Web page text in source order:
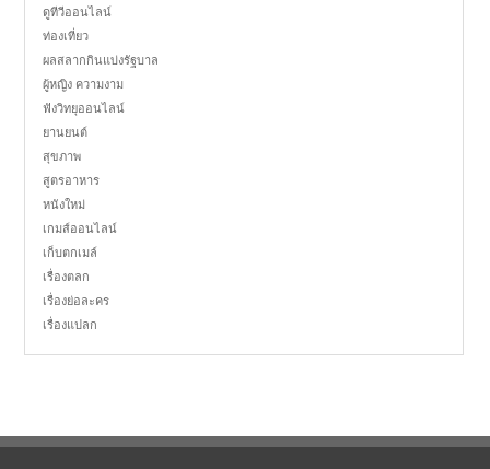
ดูทีวีออนไลน์
ท่องเที่ยว
ผลสลากกินแบ่งรัฐบาล
ผู้หญิง ความงาม
ฟังวิทยุออนไลน์
ยานยนต์
สุขภาพ
สูตรอาหาร
หนังใหม่
เกมส์ออนไลน์
เก็บตกเมล์
เรื่องตลก
เรื่องย่อละคร
เรื่องแปลก